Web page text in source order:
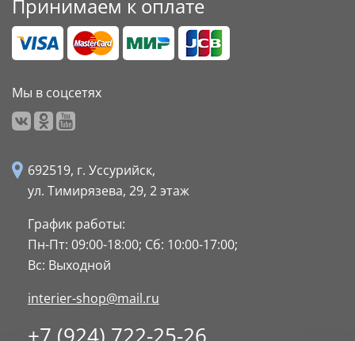
Принимаем к оплате
Мы в соцсетях
692519, г. Уссурийск,
ул. Тимирязева, 29, 2 этаж
График работы:
Пн-Пт: 09:00-18:00; Сб: 10:00-17:00;
Вс: Выходной
interier-shop@mail.ru